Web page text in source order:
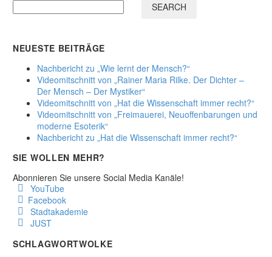
SEARCH
NEUESTE BEITRÄGE
Nachbericht zu „Wie lernt der Mensch?“
Videomitschnitt von „Rainer Maria Rilke. Der Dichter –
Der Mensch – Der Mystiker“
Videomitschnitt von „Hat die Wissenschaft immer recht?“
Videomitschnitt von „Freimauerei, Neuoffenbarungen und
moderne Esoterik“
Nachbericht zu „Hat die Wissenschaft immer recht?“
SIE WOLLEN MEHR?
Abonnieren Sie unsere Social Media Kanäle!
YouTube
Facebook
Stadtakademie
JUST
SCHLAGWORTWOLKE